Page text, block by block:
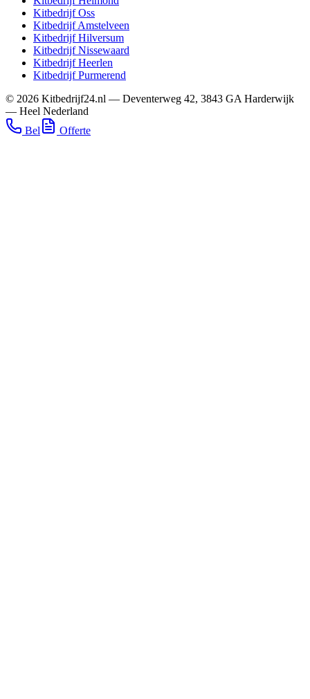
KitbedrijfOss
KitbedrijfAmstelveen
KitbedrijfHilversum
KitbedrijfNissewaard
KitbedrijfHeerlen
KitbedrijfPurmerend
© 2026 Kitbedrijf24.nl — Deventerweg 42, 3843 GA Harderwijk
— Heel Nederland
Bel
Offerte